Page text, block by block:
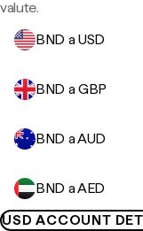
valute.
BND a USD
BND a GBP
BND a AUD
BND a AED
USD ACCOUNT